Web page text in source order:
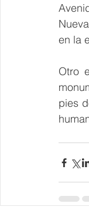
en la
Otro
pies